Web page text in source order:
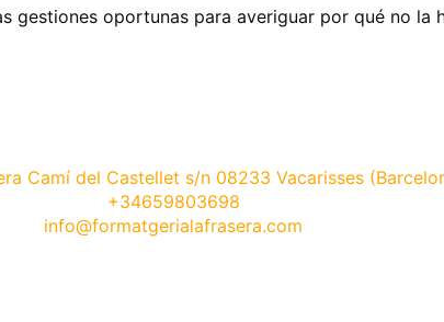
gestiones oportunas para averiguar por qué no
Camí del Castellet s/n 08233 Vacarisses
+34659803698
info@formatgerialafrasera.com